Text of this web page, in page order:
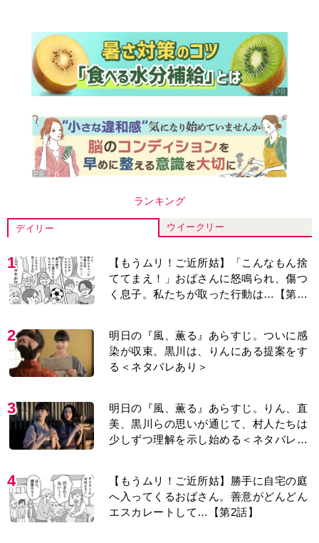
ランキング
デイリー ウイークリー
1
【もうムリ！ご近所姑】「こんなもん捨
ててまえ！」おばさんに怒鳴られ、傷つ
く息子。私たちが取った行動は…【第3
2
明日の『風、薫る』あらすじ。ついに感
染が収束。黒川は、りんにある提案をす
る＜ネタバレあり＞
3
明日の『風、薫る』あらすじ。りん、直
美、黒川らの思いが通じて、村人たちは
少しずつ理解を示し始める＜ネタバレあ
4
【もうムリ！ご近所姑】勝手に自宅の庭
へ入ってくるおばさん。善意がどんどん
エスカレートして…【第2話】